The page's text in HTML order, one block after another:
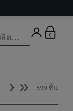
0
599 ชิ้น